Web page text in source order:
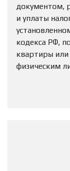
документом,
и уплаты
кодекса РФ,
квартиры
физическим